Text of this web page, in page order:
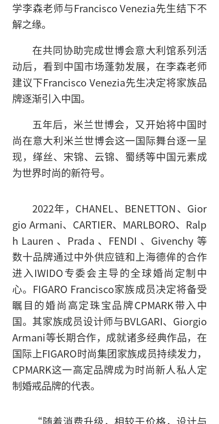
学李森老师与Francisco Venezia先生结下不
解之缘。
在共同协助完成世博会意大利馆系列活
动后，看到中国市场蓬勃发展，在李森老师
建议下Francisco Venezia先生决定将家族品
牌逐渐引入中国。
五年后， 米兰世博会，又开始将中国时
尚在意大利米兰世博会这一国际舞台逐一呈
现，缂丝、宋锦、云锦、蜀绣等中国元素成
为世界时尚的新符号。
2022年，CHANEL、BENETTON、Gior
gio Armani、CARTIER、MARLBORO、Ralp
h Lauren 、Prada 、FENDI 、Givenchy 等
数十品牌通过中外供应链和上海德侔的合作
进入IWIDO专委会主导的全球婚尚定制中
心。FIGARO Francisco家族成员决定将备受
瞩目的婚尚高定珠宝品牌CPMARK带入中
国。其家族成员设计师与BVLGARI、Giorgio
Armani等长期合作，成就诸多经典作品，在
国际上FIGARO时尚集团家族成员持续发力，
CPMARK这一高定品牌成为时尚新人私人定
制婚戒品牌的代表。